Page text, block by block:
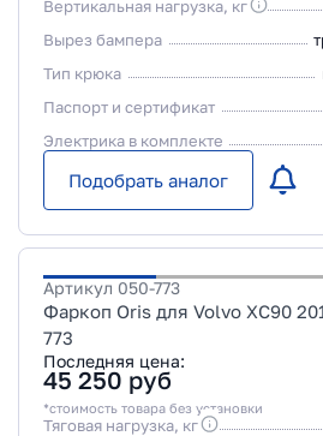
Вертикальная нагрузка, кг
Вырез бампера
Тип крюка
Паспорт и сертификат
Электрика в комплекте
Подобрать аналог
Артикул 050-773
Фаркоп Oris для Volvo XC90
773
Последняя цена:
45 250 руб
*стоимость товара без установки
Тяговая нагрузка, кг